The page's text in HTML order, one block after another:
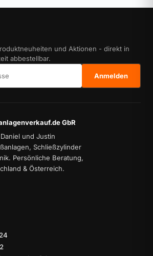
und Aktionen - direkt in
abbestellbar.
Anmelden
GbR
und Justin
Schließzylinder
Persönliche Beratung,
& Österreich.